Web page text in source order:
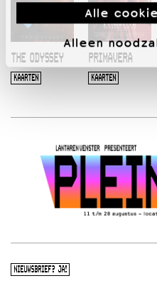
Alle
Alleen
THE ODYSSEY
KAARTEN
PRIMAVERA
KAARTEN
NIEUWSBRIEF? JA!